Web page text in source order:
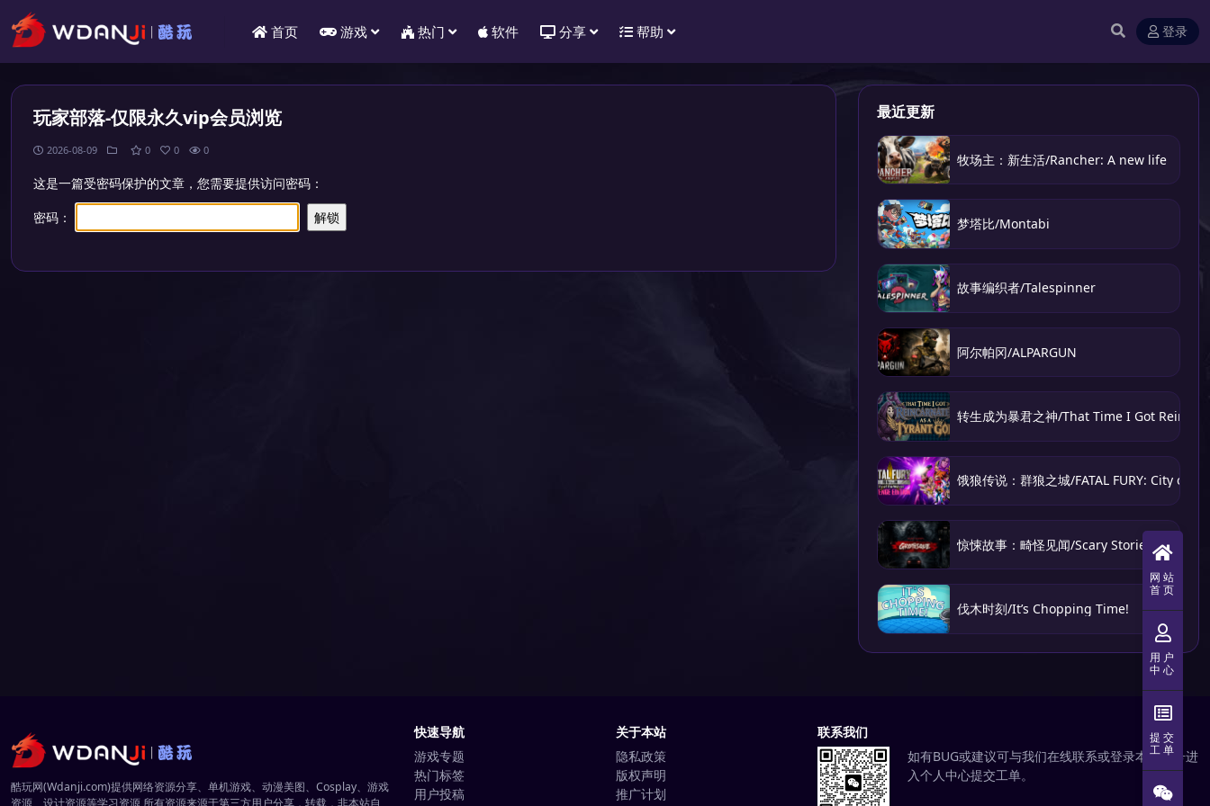
首页 游戏 热门 软件 分享 帮助 登录
玩家部落-仅限永久vip会员浏览
2026-08-09 0 0 0
这是一篇受密码保护的文章，您需要提供访问密码：
密码：
最近更新
牧场主：新生活/Rancher: A new life
梦塔比/Montabi
故事编织者/Talespinner
阿尔帕冈/ALPARGUN
转生成为暴君之神/That Time I Got
饿狼传说：群狼之城/FATAL FURY: City of
惊悚故事：畸怪见闻/Scary Stories:
伐木时刻/It’s Chopping Time!
酷玩网(Wdanji.com)提供网络资源分享、单机游戏、动漫美图、Cosplay、游戏
资源、设计资源等学习资源,所有资源来源于第三方用户分享，转载，非本站自
快速导航
游戏专题
热门标签
用户投稿
关于本站
隐私政策
版权声明
推广计划
联系我们
如有BUG或建议可与我们在线联系或登录本站账号进
入个人中心提交工单。
网站
首页
用户
中心
提交
工单